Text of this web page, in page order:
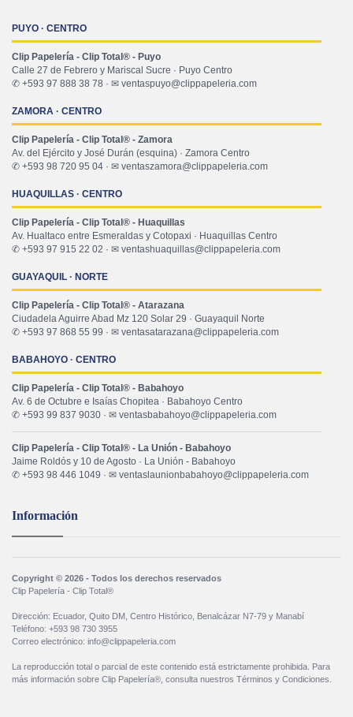
PUYO · CENTRO
Clip Papelería - Clip Total® - Puyo
Calle 27 de Febrero y Mariscal Sucre · Puyo Centro
✆ +593 97 888 38 78 · ✉ ventaspuyo@clippapeleria.com
ZAMORA · CENTRO
Clip Papelería - Clip Total® - Zamora
Av. del Ejército y José Durán (esquina) · Zamora Centro
✆ +593 98 720 95 04 · ✉ ventaszamora@clippapeleria.com
HUAQUILLAS · CENTRO
Clip Papelería - Clip Total® - Huaquillas
Av. Hualtaco entre Esmeraldas y Cotopaxi · Huaquillas Centro
✆ +593 97 915 22 02 · ✉ ventashuaquillas@clippapeleria.com
GUAYAQUIL · NORTE
Clip Papelería - Clip Total® - Atarazana
Ciudadela Aguirre Abad Mz 120 Solar 29 · Guayaquil Norte
✆ +593 97 868 55 99 · ✉ ventasatarazana@clippapeleria.com
BABAHOYO · CENTRO
Clip Papelería - Clip Total® - Babahoyo
Av. 6 de Octubre e Isaías Chopitea · Babahoyo Centro
✆ +593 99 837 9030 · ✉ ventasbabahoyo@clippapeleria.com
Clip Papelería - Clip Total® - La Unión - Babahoyo
Jaime Roldós y 10 de Agosto · La Unión - Babahoyo
✆ +593 98 446 1049 · ✉ ventaslaunionbabahoyo@clippapeleria.com
Información
Copyright © 2026 - Todos los derechos reservados
Clip Papelería - Clip Total®
Dirección: Ecuador, Quito DM, Centro Histórico, Benalcázar N7-79 y Manabí
Teléfono: +593 98 730 3955
Correo electrónico: info@clippapeleria.com
La reproducción total o parcial de este contenido está estrictamente prohibida. Para
más información sobre Clip Papelería®, consulta nuestros Términos y Condiciones.